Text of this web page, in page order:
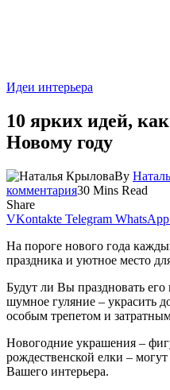
Идеи интерьера
10 ярких идей,
Новому году
By
комментария30 Mins Read
Share
VKontakte Telegram WhatsApp
На пороге нового года
праздника и уютное место
Будут ли Вы праздновать
шумное гуляние – украсить
особым трепетом и
Новогодние украшения –
рождественской елки –
Вашего интерьера.